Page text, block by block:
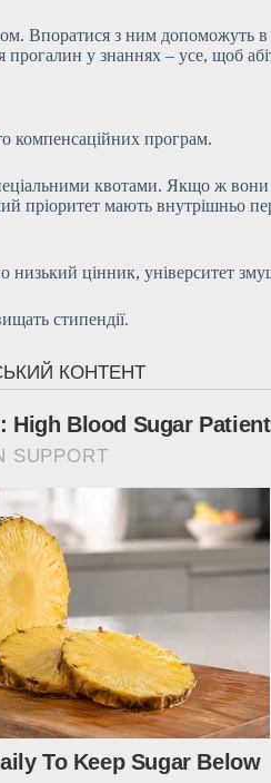
Впоратися з ним
у знаннях – усе, щоб
компенсаційних програм.
квотами. Якщо ж
пріоритет мають внутрішньо
низький цінник, університет
стипендії.